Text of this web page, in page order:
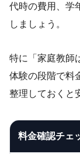
代時の費用、学
しましょう。
特に「家庭教師
体験の段階で料
整理しておくと
料金確認チェ